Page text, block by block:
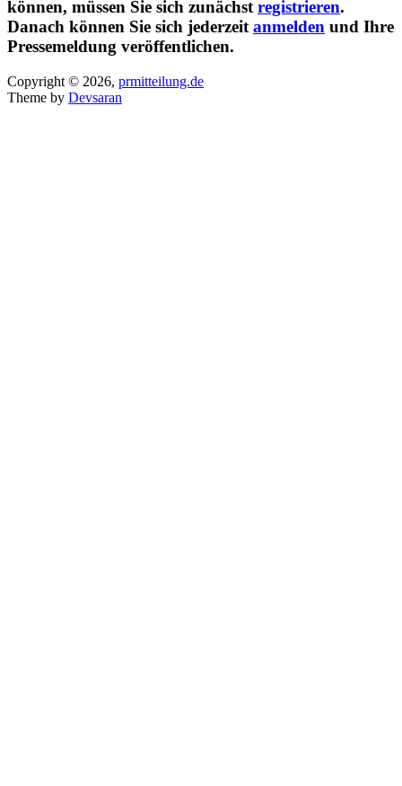
können, müssen Sie sich zunächst registrieren.
Danach können Sie sich jederzeit anmelden und Ihre
Pressemeldung veröffentlichen.
Copyright © 2026, prmitteilung.de
Theme by Devsaran